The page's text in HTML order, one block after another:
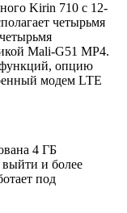
Kirin 710 с 12-
четырьмя
Mali-G51 MP4.
опцию
модем LTE
4 ГБ
и более
под